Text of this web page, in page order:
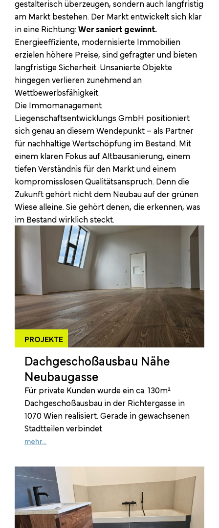
gestalterisch überzeugen, sondern auch langfristig
am Markt bestehen. Der Markt entwickelt sich klar
in eine Richtung: Wer saniert gewinnt.
Energieeffiziente, modernisierte Immobilien
erzielen höhere Preise, sind gefragter und bieten
langfristige Sicherheit. Unsanierte Objekte
hingegen verlieren zunehmend an
Wettbewerbsfähigkeit.
Die Immomanagement
Liegenschaftsentwicklungs GmbH positioniert
sich genau an diesem Wendepunkt – als Partner
für nachhaltige Wertschöpfung im Bestand. Mit
einem klaren Fokus auf Altbausanierung, einem
tiefen Verständnis für den Markt und einem
kompromisslosen Qualitätsanspruch. Denn die
Zukunft gehört nicht dem Neubau auf der grünen
Wiese alleine. Sie gehört denen, die erkennen, was
im Bestand wirklich steckt.
PROJEKTE
Dachgeschoßausbau Nähe
Neubaugasse
Für private Kunden wurde ein ca. 130m²
Dachgeschoßausbau in der Richtergasse in
1070 Wien realisiert. Gerade in gewachsenen
Stadtteilen verbindet
mehr...